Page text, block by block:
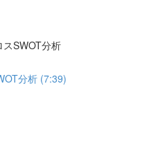
SWOT分析
分析 (7:39)